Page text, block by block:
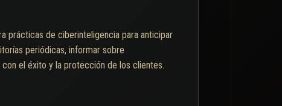
prácticas de ciberinteligencia para anticipar
periódicas, informar sobre
el éxito y la protección de los clientes.